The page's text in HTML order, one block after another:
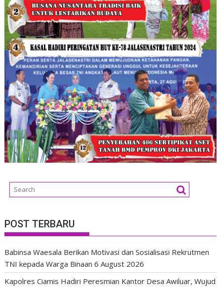
POST TERBARU
Babinsa Waesala Berikan Motivasi dan Sosialisasi Rekrutmen
TNI kepada Warga Binaan 6 August 2026
Kapolres Ciamis Hadiri Peresmian Kantor Desa Awiluar, Wujud